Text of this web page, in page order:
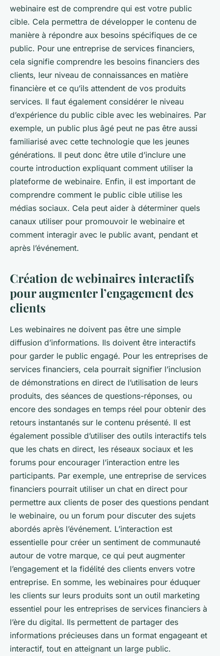
webinaire est de comprendre qui est votre public
cible. Cela permettra de développer le contenu de
manière à répondre aux besoins spécifiques de ce
public. Pour une entreprise de services financiers,
cela signifie comprendre les besoins financiers des
clients, leur niveau de connaissances en matière
financière et ce qu’ils attendent de vos produits
services. Il faut également considérer le niveau
d’expérience du public cible avec les webinaires. Par
exemple, un public plus âgé peut ne pas être aussi
familiarisé avec cette technologie que les jeunes
générations. Il peut donc être utile d’inclure une
courte introduction expliquant comment utiliser la
plateforme de webinaire. Enfin, il est important de
comprendre comment le public cible utilise les
médias sociaux. Cela peut aider à déterminer quels
canaux utiliser pour promouvoir le webinaire et
comment interagir avec le public avant, pendant et
après l’événement.
Création de webinaires interactifs
pour augmenter l’engagement des
clients
Les webinaires ne doivent pas être une simple
diffusion d’informations. Ils doivent être interactifs
pour garder le public engagé. Pour les entreprises de
services financiers, cela pourrait signifier l’inclusion
de démonstrations en direct de l’utilisation de leurs
produits, des séances de questions-réponses, ou
encore des sondages en temps réel pour obtenir des
retours instantanés sur le contenu présenté. Il est
également possible d’utiliser des outils interactifs tels
que les chats en direct, les réseaux sociaux et les
forums pour encourager l’interaction entre les
participants. Par exemple, une entreprise de services
financiers pourrait utiliser un chat en direct pour
permettre aux clients de poser des questions pendant
le webinaire, ou un forum pour discuter des sujets
abordés après l’événement. L’interaction est
essentielle pour créer un sentiment de communauté
autour de votre marque, ce qui peut augmenter
l’engagement et la fidélité des clients envers votre
entreprise. En somme, les webinaires pour éduquer
les clients sur leurs produits sont un outil marketing
essentiel pour les entreprises de services financiers à
l’ère du digital. Ils permettent de partager des
informations précieuses dans un format engageant et
interactif, tout en atteignant un large public.